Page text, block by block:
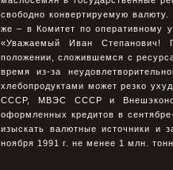
свободно конвертируемую
же – в Комитет по оперативному
«Уважаемый Иван Степанович!
положении, сложившемся с
время из-за
хлебопродуктами может резко
СССР, МВЭС СССР и
оформленных кредитов в
изыскать валютные источники и
ноября 1991 г. не менее 1 млн.